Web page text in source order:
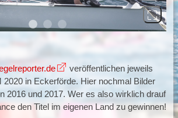
veröffentlichen jeweils
2020 in Eckerförde. Hier nochmal Bilder
2016 und 2017. Wer es also wirklich drauf
den Titel im eigenen Land zu gewinnen!